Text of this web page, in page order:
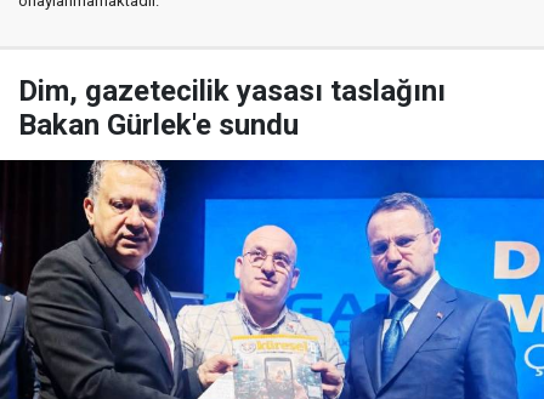
Dim, gazetecilik yasası taslağını
Bakan Gürlek'e sundu